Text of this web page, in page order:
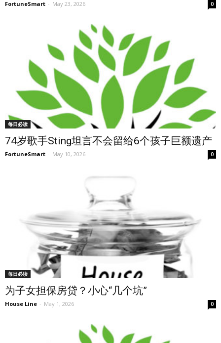
FortuneSmart - May 23, 2026 0
每日必读
74岁歌手Sting坦言不会留给6个孩子巨额遗产
FortuneSmart - May 10, 2026 0
每日必读
为子女担保房贷？小心“几个坑”
House Line - May 1, 2026 0